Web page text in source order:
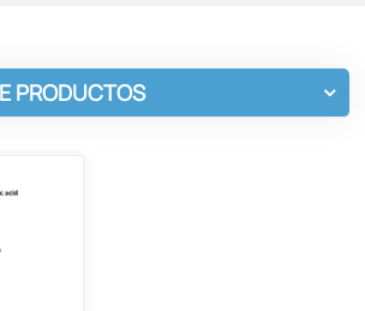
PRODUCTOS